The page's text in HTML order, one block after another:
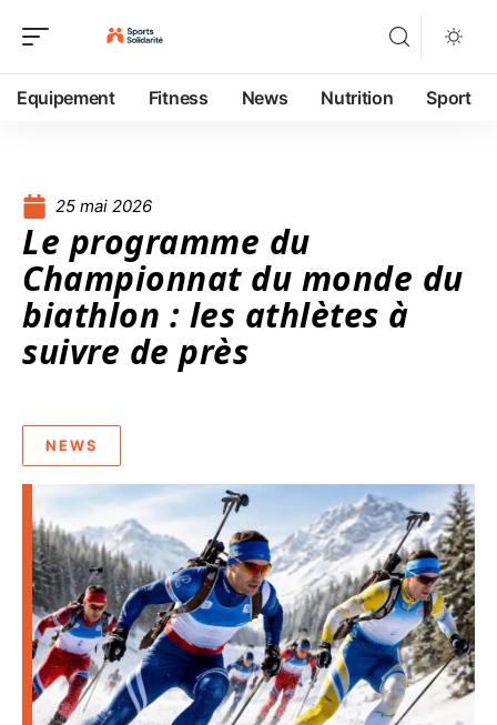
Equipement Fitness News Nutrition Sport
25 mai 2026
Le programme du
Championnat du monde du
biathlon : les athlètes à
suivre de près
NEWS